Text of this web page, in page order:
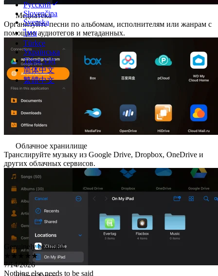
Русский
Slovenčina
Svenska
ไทย
Türkçe
Українська
Tiếng Việt
简体中文
繁體中文
Медиатека
Организуйте песни по альбомам, исполнителям или жанрам с
помощью аудиотегов и метаданных.
Облачное хранилище
Транслируйте музыку из Google Drive, Dropbox, OneDrive и
других облачных сервисов.
Genuinely beautiful
★★★★★
7/14/2026
Nothing else needs to be said
。zopoa
★★★★★